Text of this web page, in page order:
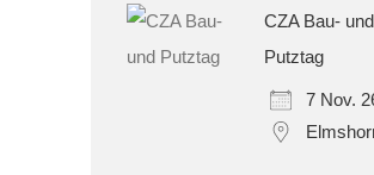
CZA Bau- und
Putztag
7 Nov.